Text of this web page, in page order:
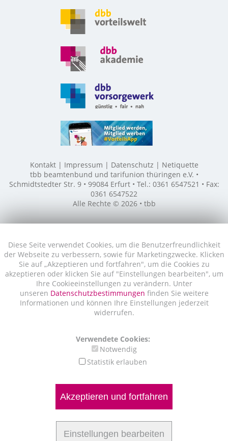
Diese Seite verwendet Cookies, um die Benutzerfreundlichkeit
der Webseite zu verbessern, sowie für Marketingzwecke. Klicken
Sie auf „Akzeptieren und fortfahren", um die Cookies zu
akzeptieren oder klicken Sie auf "Einstellungen bearbeiten", um
Ihre Cookieeinstellungen zu verändern. Unter
unseren Datenschutzbestimmungen finden Sie weitere
Informationen und können Ihre Einstellungen jederzeit
widerrufen.
Verwendete Cookies:
Notwendig
Statistik erlauben
Akzeptieren und fortfahren
Einstellungen bearbeiten
Kontakt Impressum Datenschutz
Netiquette
tbb beamtenbund und tarifunion thüringen e.V. •
Schmidtstedter Str. 9 • 99084 Erfurt • Tel.: 0361 6547521 • Fax:
0361 6547522
Alle Rechte © 2026 • tbb